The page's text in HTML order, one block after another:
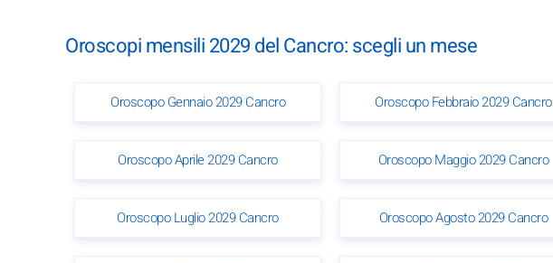
Oroscopi mensili 2029 del Cancro: scegli un mese
Oroscopo Gennaio 2029 Cancro Oroscopo Febbraio 2029 Cancro
Oroscopo Aprile 2029 Cancro Oroscopo Maggio 2029 Cancro
Oroscopo Luglio 2029 Cancro Oroscopo Agosto 2029 Cancro